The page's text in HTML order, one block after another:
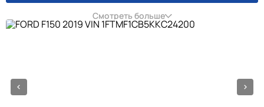
Смотреть больше